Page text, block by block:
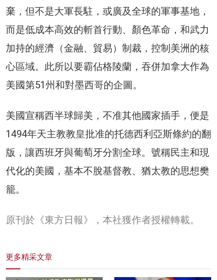
棄，但不是大軍長駐，或廣及全球的軍事基地，
而是低成本高效的斬首行動、顏色革命，和武力
加持的經濟（金融、貿易）制裁，控制美洲的核
心區域。此所以要霸佔格陵蘭，吞併加拿大作為
美國第51州和對墨西哥的企圖。
美國宣稱西半球歸美，不准其他國家插手，便是
1494年天主教教皇批准的托德西利亞斯條約的翻
版，讓西班牙與葡萄牙分割全球。號稱民主和現
代化的美國，基本不脫基督教、猶太教的思想樊
籠。
原刊於《東方日報》，本社獲作者授權轉載。
更多精采文章